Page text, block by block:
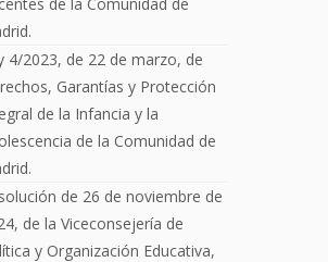
4/2023, de 22 de marzo, de
Garantías y Protección
de la Infancia y la
de la Comunidad de
de 26 de noviembre de
de la Viceconsejería de
y Organización Educativa,